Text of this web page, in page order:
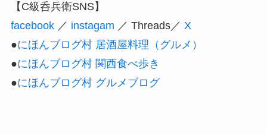
【C級呑兵衛SNS】
facebook／ instagam ／ Threads／ X
●にほんブログ村 居酒屋料理（グルメ）
●にほんブログ村 関西食べ歩き
●にほんブログ村 グルメブログ